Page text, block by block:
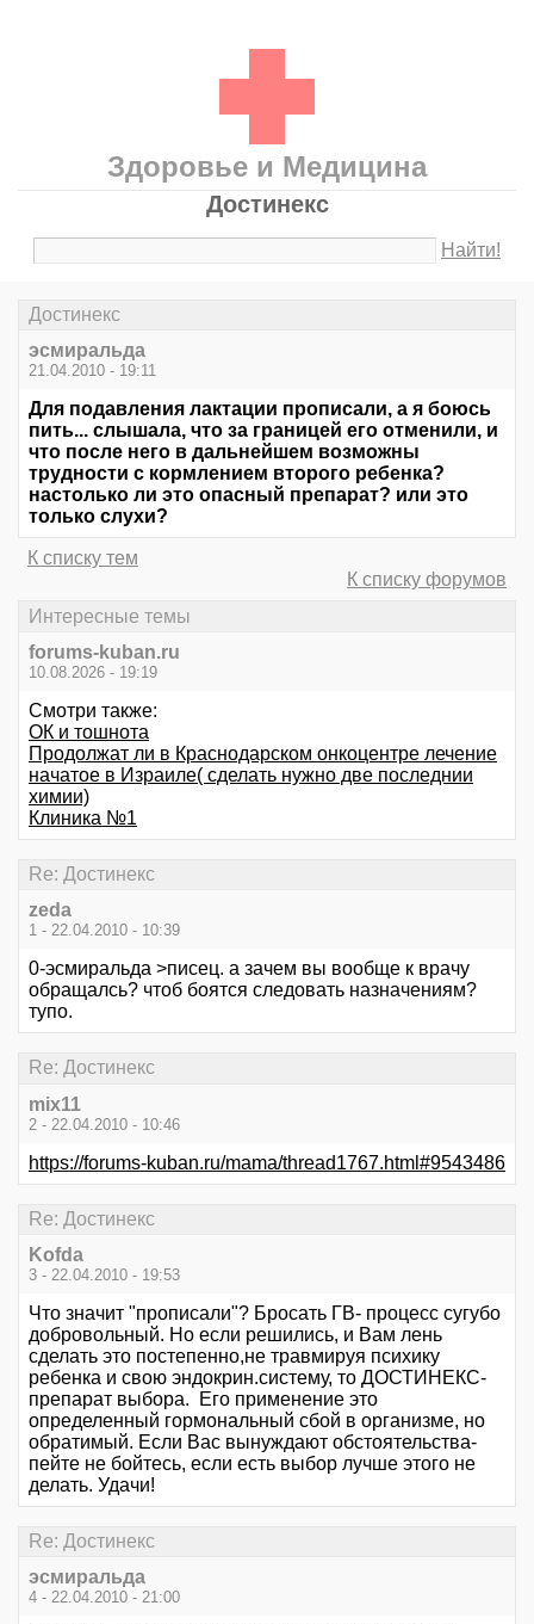
Здоровье и Медицина
Достинекс
Найти!
Достинекс
эсмиральда
21.04.2010 - 19:11
Для подавления лактации прописали, а я боюсь
пить... слышала, что за границей его отменили, и
что после него в дальнейшем возможны
трудности с кормлением второго ребенка?
настолько ли это опасный препарат? или это
только слухи?
К списку тем
К списку форумов
Интересные темы
forums-kuban.ru
10.08.2026 - 19:19
Смотри также:
ОК и тошнота
Продолжат ли в Краснодарском онкоцентре лечение
начатое в Израиле( сделать нужно две последнии
химии)
Клиника №1
Re: Достинекс
zeda
1 - 22.04.2010 - 10:39
0-эсмиральда >писец. а зачем вы вообще к врачу
обращалсь? чтоб боятся следовать назначениям?
тупо.
Re: Достинекс
mix11
2 - 22.04.2010 - 10:46
https://forums-kuban.ru/mama/thread1767.html#9543486
Re: Достинекс
Kofda
3 - 22.04.2010 - 19:53
Что значит "прописали"? Бросать ГВ- процесс сугубо
добровольный. Но если решились, и Вам лень
сделать это постепенно,не травмируя психику
ребенка и свою эндокрин.систему, то ДОСТИНЕКС-
препарат выбора. Его применение это
определенный гормональный сбой в организме, но
обратимый. Если Вас вынуждают обстоятельства-
пейте не бойтесь, если есть выбор лучше этого не
делать. Удачи!
Re: Достинекс
эсмиральда
4 - 22.04.2010 - 21:00